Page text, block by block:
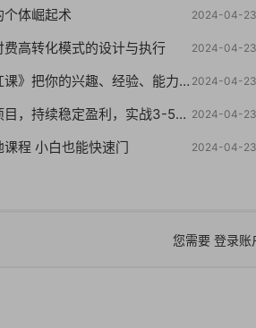
2024-04-23
体崛起术
2024-04-23
费高转化模式的设计与执行
2024-04-23
把你的兴趣、经验、能力变成钱
2024-04-23
，持续稳定盈利，实战3-5w项目
2024-04-23
程 小白也能快速门
您需要 登录账